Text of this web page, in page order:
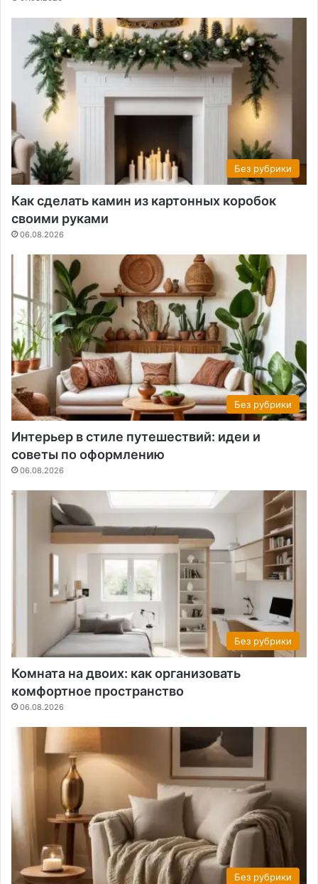
Без рубрики
Как сделать камин из картонных коробок
своими руками
06.08.2026
Без рубрики
Интерьер в стиле путешествий: идеи и
советы по оформлению
06.08.2026
Без рубрики
Комната на двоих: как организовать
комфортное пространство
06.08.2026
Без рубрики